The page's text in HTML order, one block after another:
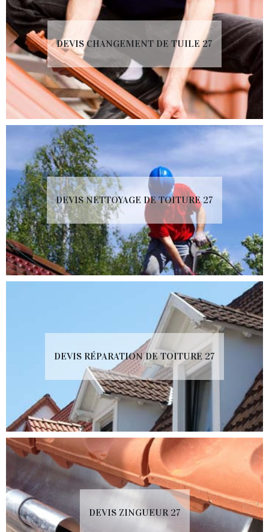
DEVIS CHANGEMENT DE TUILE 27
DEVIS NETTOYAGE DE TOITURE 27
DEVIS RÉPARATION DE TOITURE 27
DEVIS ZINGUEUR 27